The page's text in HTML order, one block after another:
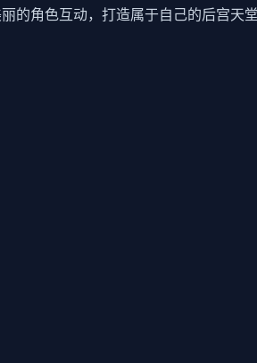
的角色互动，打造属于自己的后宫天